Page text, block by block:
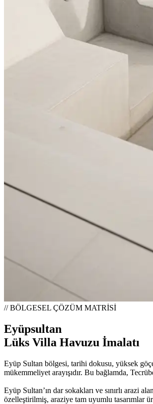
// BÖLGESEL ÇÖZÜM MATRİSİ
Eyüpsultan
Lüks Villa Havuzu İmalatı
Eyüp Sultan bölgesi, tarihi dokusu, yüksek
mükemmeliyet arayışıdır. Bu bağlamda,
Eyüp Sultan’ın dar sokakları ve sınırlı arazi
özelleştirilmiş, araziye tam uyumlu tasarımlar